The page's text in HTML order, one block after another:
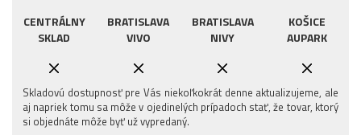
CENTRÁLNY
SKLAD
BRATISLAVA
VIVO
BRATISLAVA
NIVY
KOŠICE
AUPARK
Skladovú dostupnosť pre Vás niekoľkokrát denne aktualizujeme, ale
aj napriek tomu sa môže v ojedinelých prípadoch stať, že tovar, ktorý
si objednáte môže byť už vypredaný.